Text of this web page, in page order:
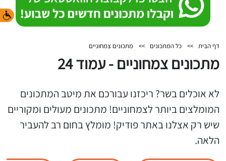
דף הבית >> כל המתכונים >> מתכונים צמחוניים
מתכונים צמחוניים - עמוד 24
לא אוכלים בשר? ריכזנו עבורכם את מיטב המתכונים
המומלצים ביותר לצמחוניים! מתכונים מעולים ומקוריים
שיש רק אצלנו באתר פודיק! מומלץ בחום רב להעביר
הלאה.